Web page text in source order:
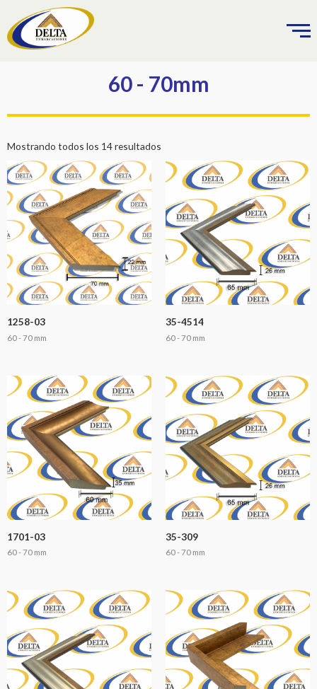
contenido
60 - 70mm
Mostrando todos los 14 resultados
1258-03
60 - 70 mm
35-4514
60 - 70 mm
1701-03
60 - 70 mm
35-309
60 - 70 mm